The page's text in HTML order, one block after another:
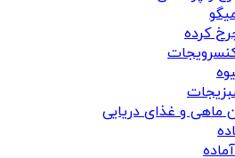
کرده
ماهی و غذای دریایی